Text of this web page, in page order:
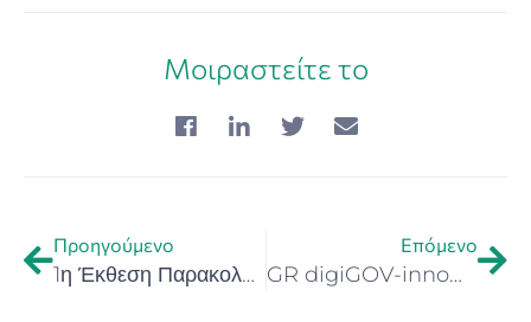
Μοιραστείτε το
Προηγούμενο
1η Έκθεση Παρακολούθησης της Εθνικής Στρατηγικής Έξυπνης Εξειδίκευσης (ΕΣΕΕ)
Επόμενο
GR digiGOV-innoHUB: 2η Ανοικτή Πρόσκληση προς ΜμΕ για Συμμετοχή στον κόμβο προκειμένου να ωριμάσουν τις λύσεις τους και να δικτυωθούν με φορείς του Δημοσίου